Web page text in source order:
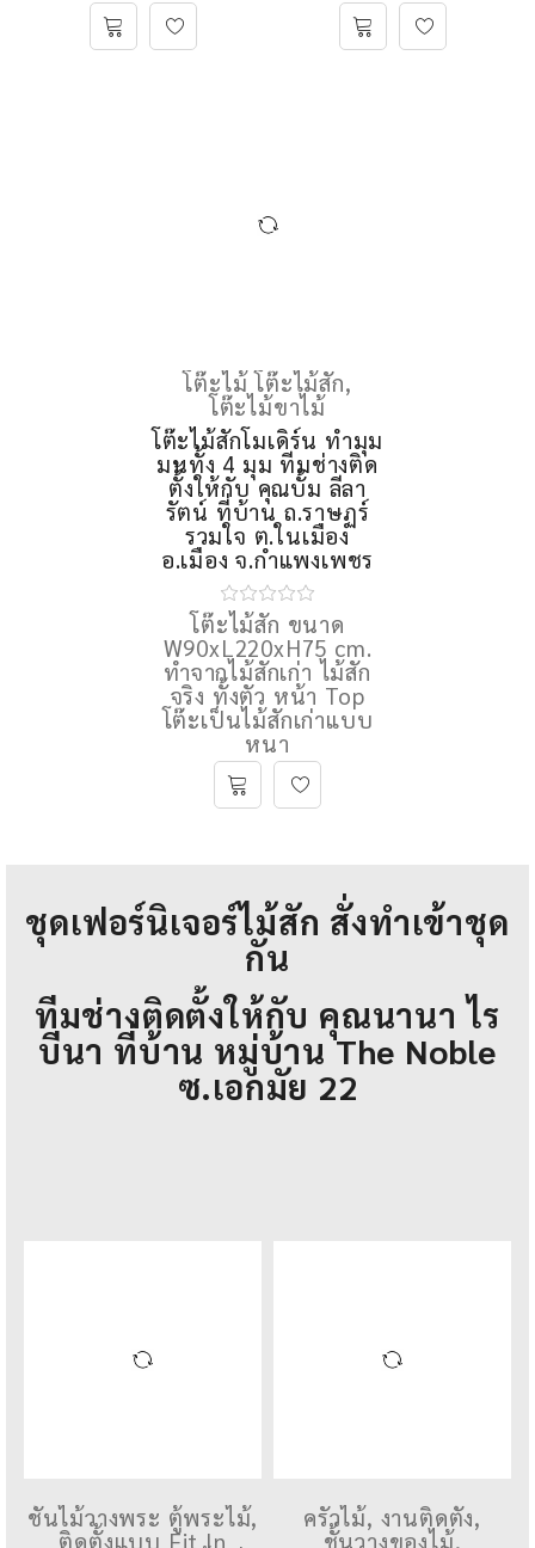
โต๊ะไม้ โต๊ะไม้สัก,
โต๊ะไม้ขาไม้
โต๊ะไม้สักโมเดิร์น ทํามุม
มนทั้ง 4 มุม ทีมช่างติด
ตั้้งให้กับ คุณบั้ม ลีลา
รัตน์ ที่บ้าน ถ.ราษฏร์
รวมใจ ต.ในเมือง
อ.เมือง จ.กําแพงเพชร
โต๊ะไม้สัก ขนาด
W90xL220xH75 cm.
ทำจากไม้สักเก่า ไม้สัก
จริง ทั้งตัว หน้า Top
โต๊ะเป็นไม้สักเก่าแบบ
หนา
ชุดเฟอร์นิเจอร์ไม้สัก สั่งทำเข้าชุด
กัน
ทีมช่างติดตั้งให้กับ คุณนานา ไร
บีนา ที่บ้าน หมู่บ้าน The Noble